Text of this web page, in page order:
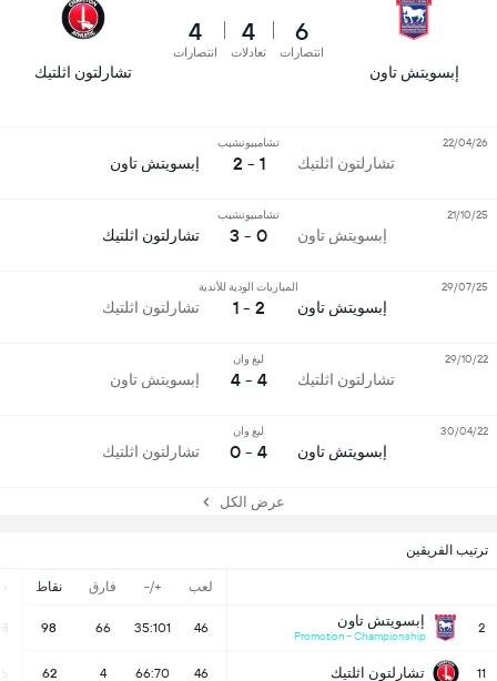
ترتيب الفريقين
لعب +/- فارق نقاط
2 إبسويتش تاون
Promotion - Championship
46
35:101
66
98
11 تشارلتون اثلتيك 46
66:70
4
62
إبسويتش تاون
6
انتصارات
4
تعادلات
4
انتصارات
تشارلتون اثلتيك
تشارلتون اثلتيك
تشامبيونشيب
1 - 2 إبسويتش تاون
22/04/26
إبسويتش تاون
تشامبيونشيب
0 - 3 تشارلتون اثلتيك
21/10/25
إبسويتش تاون
المباريات الودية للأندية
2 - 1 تشارلتون اثلتيك
29/07/25
تشارلتون اثلتيك
ليغ وان
4 - 4 إبسويتش تاون
29/10/22
إبسويتش تاون
ليغ وان
4 - 0 تشارلتون اثلتيك
30/04/22
عرض الكل